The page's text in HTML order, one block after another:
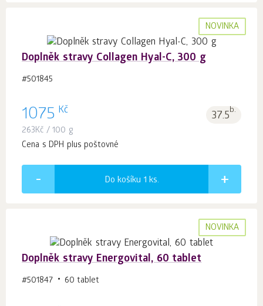
NOVINKA
Doplněk stravy Collagen Hyal-C, 300 g
#501845
1075 Kč 37.5b.
263Kč / 100 g
Cena s DPH plus poštovné
Do košíku 1 ks.
NOVINKA
Doplněk stravy Energovital, 60 tablet
#501847 60 tablet